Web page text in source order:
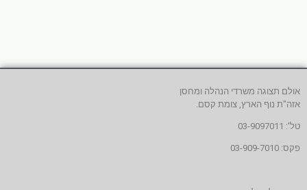
אולם תצוגה משרדי הנהלה ומחסן
אזה"ת נוף הארץ, צומת קסם.
טל': 03-9097011
פקס: 03-909-7010